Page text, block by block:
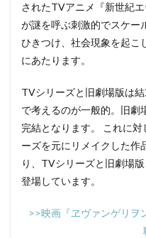
されたTVアニメ『新世紀
が謎を呼ぶ刺激的でスケー
ひきつけ、社会現象を起こ
にあたります。
TVシリーズと旧劇場版は
で考えるのが一般的。旧
完結となります。 これに
ーズを元にリメイクした作
り、TVシリーズと旧劇場
登場しています。
>>映画『ヱヴァンゲリヲ